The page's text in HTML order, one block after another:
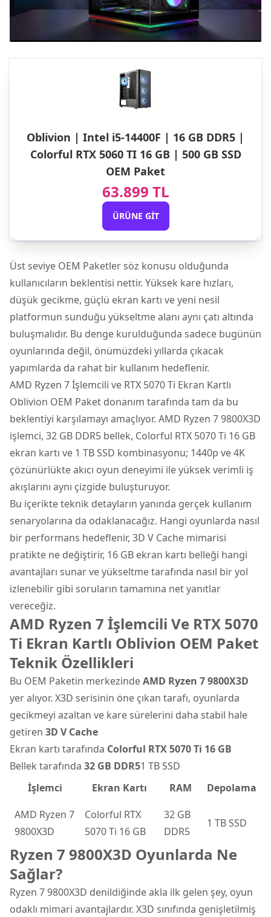
Oblivion | Intel i5-14400F | 16 GB DDR5 |
Colorful RTX 5060 TI 16 GB | 500 GB SSD
OEM Paket
63.899 TL
ÜRÜNE GIT
Üst seviye OEM Paketler söz konusu olduğunda
kullanıcıların beklentisi nettir. Yüksek kare hızları,
düşük gecikme, güçlü ekran kartı ve yeni nesil
platformun sunduğu yükseltme alanı aynı çatı altında
buluşmalıdır. Bu denge kurulduğunda sadece bugünün
oyunlarında değil, önümüzdeki yıllarda çıkacak
yapımlarda da rahat bir kullanım hedeflenir.
AMD Ryzen 7 İşlemcili ve RTX 5070 Ti Ekran Kartlı
Oblivion OEM Paket donanım tarafında tam da bu
beklentiyi karşılamayı amaçlıyor. AMD Ryzen 79800X3D
işlemci, 32 GB DDR5 bellek, Colorful RTX 5070 Ti 16 GB
ekran kartı ve 1 TB SSD kombinasyonu; 1440p ve 4K
çözünürlükte akıcı oyun deneyimi ile yüksek verimli iş
akışlarını aynı çizgide buluşturuyor.
Bu içerikte teknik detayların yanında gerçek kullanım
senaryolarına da odaklanacağız. Hangi oyunlarda nasıl
bir performans hedeflenir, 3D V Cache mimarisi
pratikte ne değiştirir, 16 GB ekran kartı belleği hangi
avantajları sunar ve yükseltme tarafında nasıl bir yol
izlenebilir gibi soruların tamamına net yanıtlar
vereceğiz.
AMD Ryzen 7 İşlemcili Ve RTX 5070
Ti Ekran Kartlı Oblivion OEM Paket
Teknik Özellikleri
Bu OEM Paketin merkezindeAMD Ryzen 7 9800X3D
yer alıyor. X3D serisinin öne çıkan tarafı, oyunlarda
gecikmeyi azaltan ve kare sürelerini daha stabil hale
getiren 3D V Cache
Ekran kartı tarafında Colorful RTX 5070 Ti 16 GB
Bellek tarafında 32 GB DDR51 TB SSD
İşlemci
Ekran Kartı RAM
Depolama
AMD Ryzen 7
9800X3D
Colorful RTX
5070 Ti 16 GB
32 GB
DDR5
1 TB SSD
Ryzen 7 9800X3D Oyunlarda Ne
Sağlar?
Ryzen 7 9800X3D denildiğinde akla ilk gelen şey, oyun
odaklı mimari avantajlardır. X3D sınıfında genişletilmiş